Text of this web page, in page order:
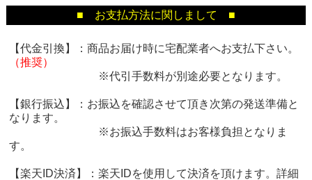
■ お支払方法に関しまして ■
【代金引換】：商品お届け時に宅配業者へお支払下さい。
（推奨）
※代引手数料が別途必要となります。
【銀行振込】：お振込を確認させて頂き次第の発送準備と
なります。
※お振込手数料はお客様負担となりま
す。
【楽天ID決済】：楽天IDを使用して決済を頂けます。詳細